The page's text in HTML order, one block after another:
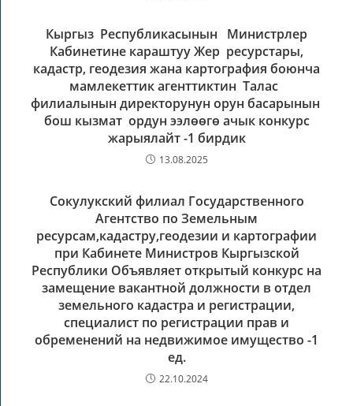
Кыргыз Республикасынын Министрлер
Кабинетине караштуу Жер ресурстары,
кадастр, геодезия жана картография боюнча
мамлекеттик агенттиктин Талас
филиалынын директорунун орун басарынын
бош кызмат ордун ээлөөгө ачык конкурс
жарыялайт -1 бирдик
13.08.2025
Сокулукский филиал Государственного
Агентство по Земельным
ресурсам,кадастру,геодезии и картографии
при Кабинете Министров Кыргызской
Республики Объявляет открытый конкурс на
замещение вакантной должности в отдел
земельного кадастра и регистрации,
специалист по регистрации прав и
обременений на недвижимое имущество -1
ед.
22.10.2024